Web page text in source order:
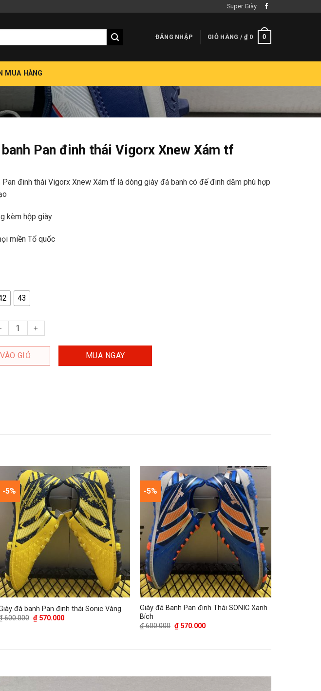
Super Giày
ĐĂNG NHẬP GIỎ HÀNG /₫0 0
MUA HÀNG
Pan đinh thái Vigorx Xnew Xám tf
Pan đinh thái Vigorx Xnew Xám tf là dòng giày đá banh có đế đinh dăm phù hợp
kèm hộp giày
miền Tổ quốc
43
đá banh Pan đinh thái Vigorx Xnew Xám tf số lượng
GIỎ MUA NGAY
-5%
đá banh Pan đinh thái Sonic Vàng
600.000 Giá
gốc
₫570.000Giá
-5%
Giày đá Banh Pan đinh Thái SONIC Xanh
Bích
₫600.000 Giá
gốc
₫570.000Giá